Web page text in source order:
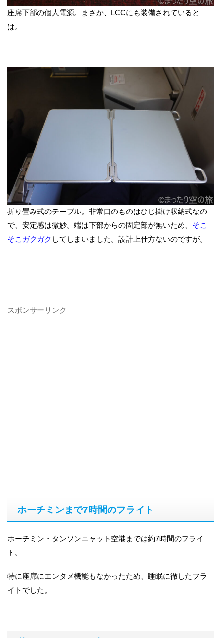
座席下部の個人電源。まさか、LCCにも装備されていると
は。
折り畳み式のテーブル。非常口のものはひじ掛け収納式なの
で、安定感は微妙。端は下部からの固定部が無いため、 そこ
そこガクガク してしまいました。設計上仕方ないのですが。
スポンサーリンク
ホーチミンまで7時間のフライト
ホーチミン・タンソンニャット空港までは約7時間のフライ
ト。
特に座席にエンタメ機能もなかったため、睡眠に徹したフラ
イトでした。